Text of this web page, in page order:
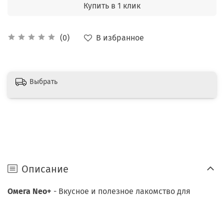
(0) В избранное
Купить в 1 клик
Выбрать
Описание
Омега Neo+ - Вкусное и полезное лакомство для